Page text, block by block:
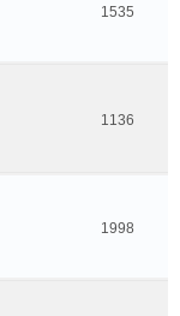
1535
1136
1998